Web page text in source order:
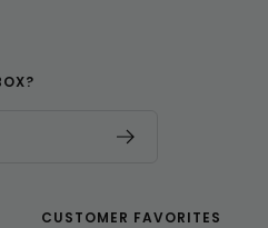
CUSTOMER FAVORITES